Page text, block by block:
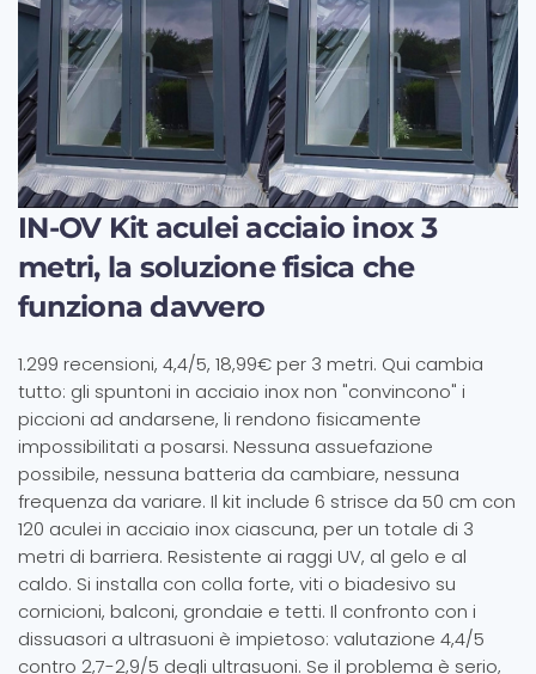
IN-OV Kit aculei acciaio inox 3
metri, la soluzione fisica che
funziona davvero
1.299 recensioni, 4,4/5, 18,99€ per 3 metri. Qui cambia
tutto: gli spuntoni in acciaio inox non "convincono" i
piccioni ad andarsene, li rendono fisicamente
impossibilitati a posarsi. Nessuna assuefazione
possibile, nessuna batteria da cambiare, nessuna
frequenza da variare. Il kit include 6 strisce da 50 cm con
120 aculei in acciaio inox ciascuna, per un totale di 3
metri di barriera. Resistente ai raggi UV, al gelo e al
caldo. Si installa con colla forte, viti o biadesivo su
cornicioni, balconi, grondaie e tetti. Il confronto con i
dissuasori a ultrasuoni è impietoso: valutazione 4,4/5
contro 2,7-2,9/5 degli ultrasuoni. Se il problema è serio,